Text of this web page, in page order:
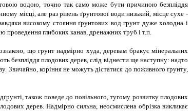
водою, точно так само може бути причиною безпліддя
місці, але раз рівень ґрунтової води низький, місце сухе -
високому стояння ґрунтових вод грунт дуже холодна і
проведення глибоких канав, дренажних труб і т.п.
що грунт надмірно худа, деревам бракує мінеральних
безпліддя плодових дерев, слід віднести ще наступну: надто
Звичайно, коріння не можуть дістатися до поживного ґрунту,
також поведе до повільного, тугому розвитку плодових
дерев. Надмірно сильна, неосмислена обрізка викликає